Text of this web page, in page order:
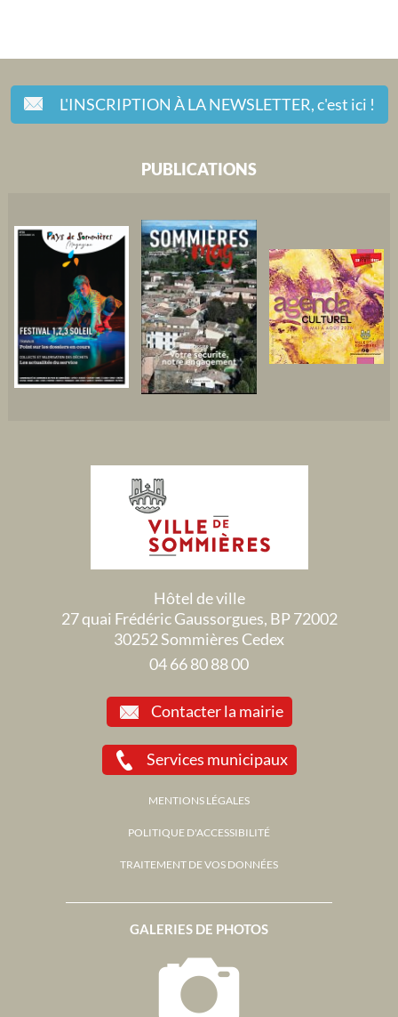
L'INSCRIPTION À LA NEWSLETTER,c'est ici !
GALERIES DE PHOTOS
PUBLICATIONS
Hôtel de ville
27 quai Frédéric Gaussorgues, BP 72002
30252 Sommières Cedex
04 66 80 88 00
Contacter la mairie
Services municipaux
MENTIONS LÉGALES
POLITIQUE D'ACCESSIBILITÉ
TRAITEMENT DE VOS DONNÉES